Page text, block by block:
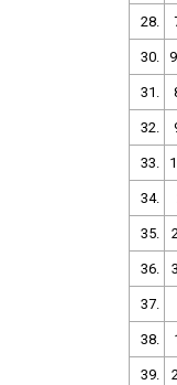
28.
30.
31.
32.
33.
34.
35.
36.
37.
38.
39.